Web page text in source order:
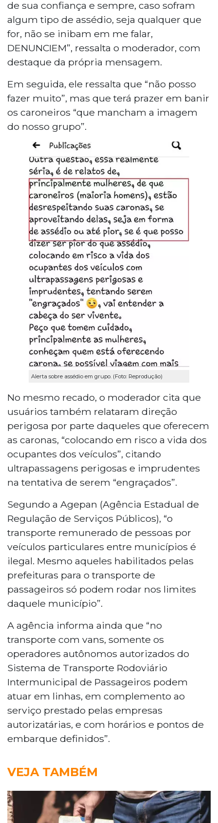
de sua confiança e sempre, caso sofram
algum tipo de assédio, seja qualquer que
for, não se inibam em me falar,
DENUNCIEM”, ressalta o moderador, com
destaque da própria mensagem.
Em seguida, ele ressalta que “não posso
fazer muito”, mas que terá prazer em banir
os caroneiros “que mancham a imagem
do nosso grupo”.
Alerta sobre assédio em grupo. (Foto: Reprodução)
No mesmo recado, o moderador cita que
usuários também relataram direção
perigosa por parte daqueles que oferecem
as caronas, “colocando em risco a vida dos
ocupantes dos veículos”, citando
ultrapassagens perigosas e imprudentes
na tentativa de serem “engraçados”.
Segundo a Agepan (Agência Estadual de
Regulação de Serviços Públicos), “o
transporte remunerado de pessoas por
veículos particulares entre municípios é
ilegal. Mesmo aqueles habilitados pelas
prefeituras para o transporte de
passageiros só podem rodar nos limites
daquele município”.
A agência informa ainda que “no
transporte com vans, somente os
operadores autônomos autorizados do
Sistema de Transporte Rodoviário
Intermunicipal de Passageiros podem
atuar em linhas, em complemento ao
serviço prestado pelas empresas
autorizatárias, e com horários e pontos de
embarque definidos”.
VEJA TAMBÉM